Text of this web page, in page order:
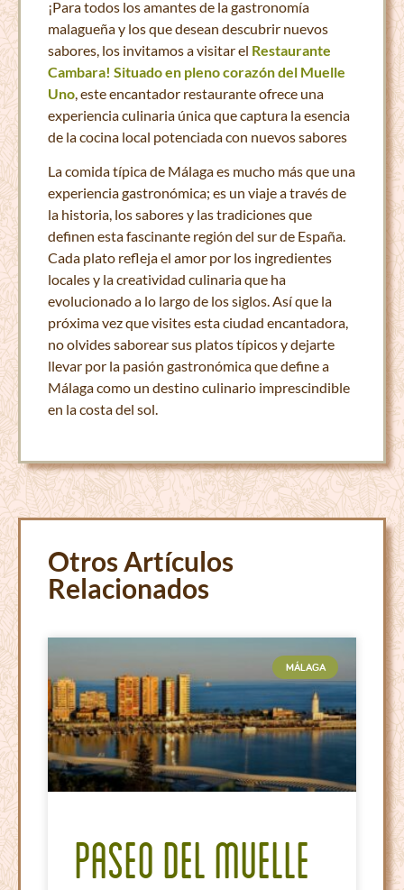
¡Para todos los amantes de la gastronomía
malagueña y los que desean descubrir nuevos
sabores, los invitamos a visitar el Restaurante
Cambara! Situado en pleno corazón del Muelle
Uno, este encantador restaurante ofrece una
experiencia culinaria única que captura la esencia
de la cocina local potenciada con nuevos sabores
La comida típica de Málaga es mucho más que una
experiencia gastronómica; es un viaje a través de
la historia, los sabores y las tradiciones que
definen esta fascinante región del sur de España.
Cada plato refleja el amor por los ingredientes
locales y la creatividad culinaria que ha
evolucionado a lo largo de los siglos. Así que la
próxima vez que visites esta ciudad encantadora,
no olvides saborear sus platos típicos y dejarte
llevar por la pasión gastronómica que define a
Málaga como un destino culinario imprescindible
en la costa del sol.
Otros Artículos
Relacionados
MÁLAGA
Paseo del Muelle